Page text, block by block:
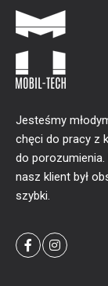
Jesteśmy
chęci do pracy z
do porozumienia.
nasz klient był
szybki.